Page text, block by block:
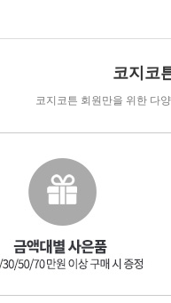
코지코
코지코튼 회원만을 위한 다